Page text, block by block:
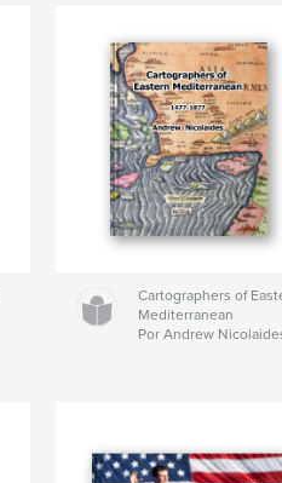
Cartographers of
Mediterranean
Por Andrew